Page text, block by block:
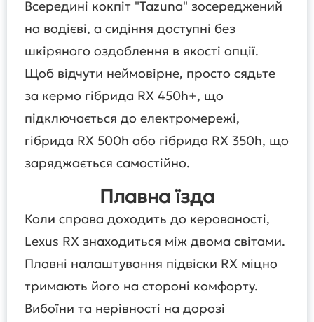
Всередині кокпіт "Tazuna" зосереджений
на водієві, а сидіння доступні без
шкіряного оздоблення в якості опції.
Щоб відчути неймовірне, просто сядьте
за кермо гібрида RX 450h+, що
підключається до електромережі,
гібрида RX 500h або гібрида RX 350h, що
заряджається самостійно.
Плавна їзда
Коли справа доходить до керованості,
Lexus RX знаходиться між двома світами.
Плавні налаштування підвіски RX міцно
тримають його на стороні комфорту.
Вибоїни та нерівності на дорозі